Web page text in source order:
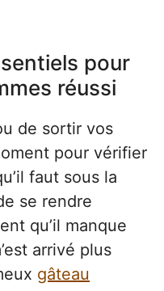
pour
réussi
de sortir vos
pour vérifier
faut sous la
se rendre
qu’il manque
arrivé plus
gâteau